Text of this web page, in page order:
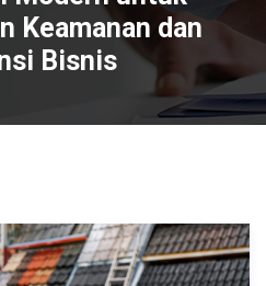
Keamanan dan
Bisnis